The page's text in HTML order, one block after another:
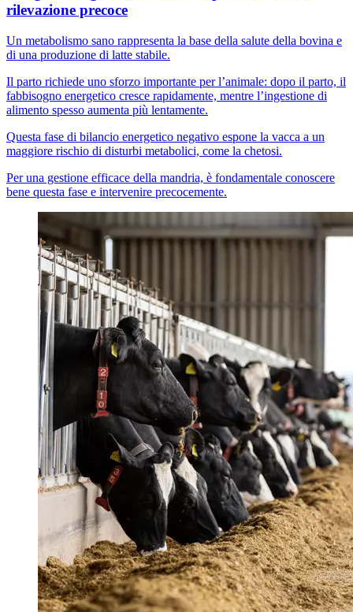
rilevazione precoce
Un metabolismo sano rappresenta la base della salute della bovina e
di una produzione di latte stabile.
Il parto richiede uno sforzo importante per l’animale: dopo il parto, il
fabbisogno energetico cresce rapidamente, mentre l’ingestione di
alimento spesso aumenta più lentamente.
Questa fase di bilancio energetico negativo espone la vacca a un
maggiore rischio di disturbi metabolici, come la chetosi.
Per una gestione efficace della mandria, è fondamentale conoscere
bene questa fase e intervenire precocemente.